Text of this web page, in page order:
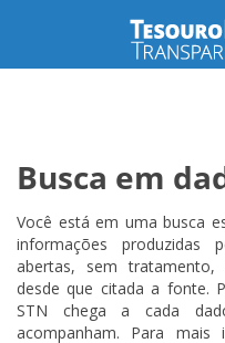
Busca em
Você está em uma busca
informações produzidas
abertas, sem
desde que citada a fonte.
STN chega a cada
acompanham. Para mais